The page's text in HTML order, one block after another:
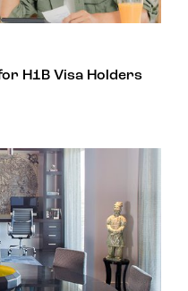
H1B Visa Holders